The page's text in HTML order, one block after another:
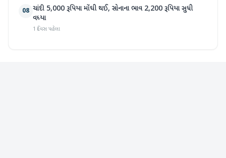
08 ચાંદી 5,000 રૂપિયા મોંઘી થઈ, સોનાના ભાવ 2,200 રૂપિયા સુધી
વધ્યા
1 દિવસ પહેલા